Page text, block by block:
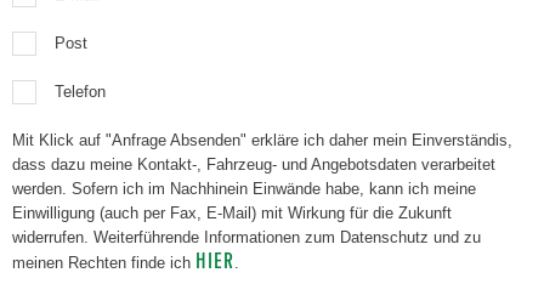
Post
Telefon
Mit Klick auf "Anfrage Absenden" erkläre ich daher mein Einverständis,
dass dazu meine Kontakt-, Fahrzeug- und Angebotsdaten verarbeitet
werden. Sofern ich im Nachhinein Einwände habe, kann ich meine
Einwilligung (auch per Fax, E-Mail) mit Wirkung für die Zukunft
widerrufen. Weiterführende Informationen zum Datenschutz und zu
meinen Rechten finde ich HIER